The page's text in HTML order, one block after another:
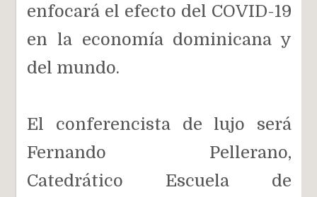
enfocará el efecto del COVID-19
en la economía dominicana y
del mundo.
El conferencista de lujo será
Fernando Pellerano,
Catedrático Escuela de